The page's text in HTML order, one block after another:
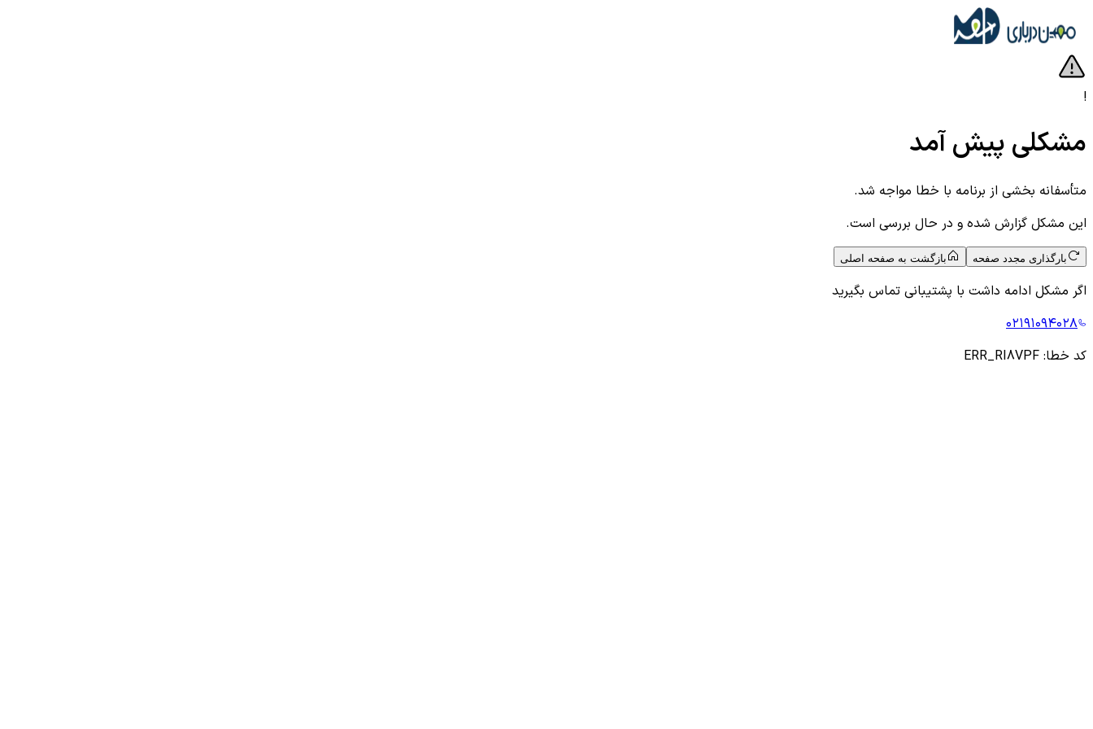
!
مشکلی پیش آمد
متأسفانه بخشی از برنامه با خطا مواجه شد.
این مشکل گزارش شده و در حال بررسی است.
بارگذاری مجدد صفحه بازگشت به صفحه اصلی
اگر مشکل ادامه داشت با پشتیبانی تماس بگیرید
۰۲۱۹۱۰۹۴۰۲۸
کد خطا: ERR_RI8VPF